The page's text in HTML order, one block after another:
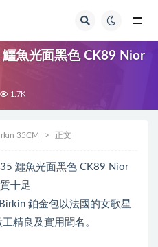
魚光面黑色 CK89 Nior
1.7K
35CM 正文
鱷魚光面黑色 CK89 Nior
十足
鉑金包以法國的女歌星
精良及實用聞名。